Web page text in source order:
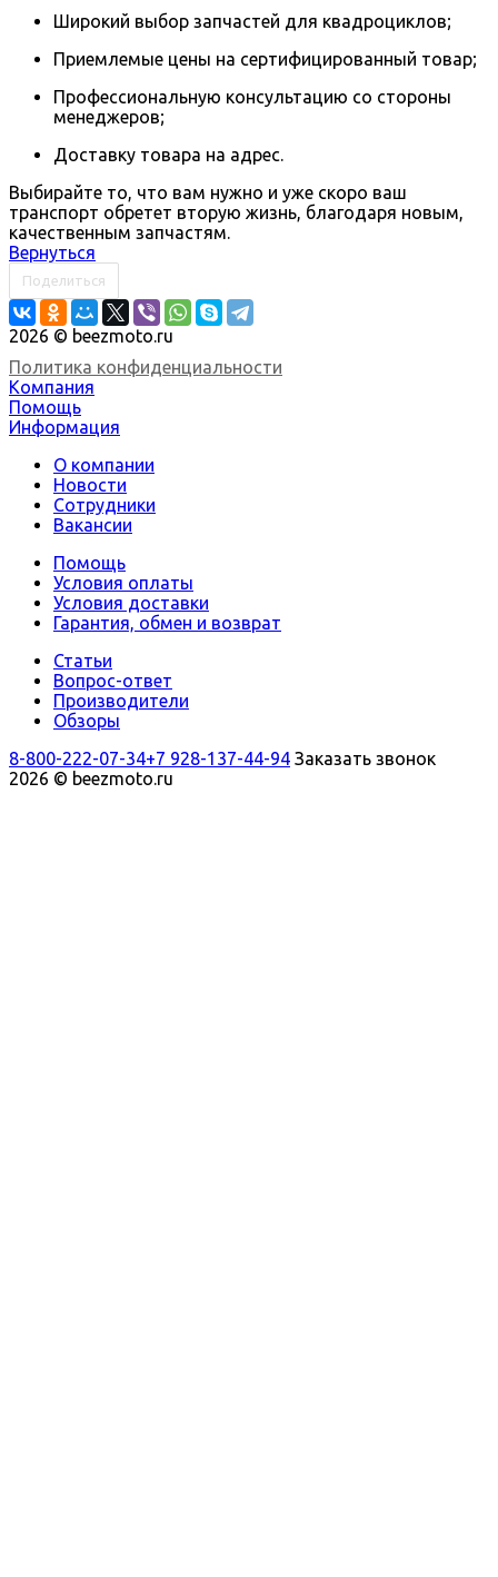
Широкий выбор запчастей для квадроциклов;
Приемлемые цены на сертифицированный товар;
Профессиональную консультацию со стороны
менеджеров;
Доставку товара на адрес.
Выбирайте то, что вам нужно и уже скоро ваш
транспорт обретет вторую жизнь, благодаря новым,
качественным запчастям.
Вернуться
Поделиться
2026 © beezmoto.ru
Политика конфиденциальности
Компания
Помощь
Информация
О компании
Новости
Сотрудники
Вакансии
Помощь
Условия оплаты
Условия доставки
Гарантия, обмен и возврат
Статьи
Вопрос-ответ
Производители
Обзоры
8-800-222-07-34+7 928-137-44-94 Заказать звонок
2026 © beezmoto.ru